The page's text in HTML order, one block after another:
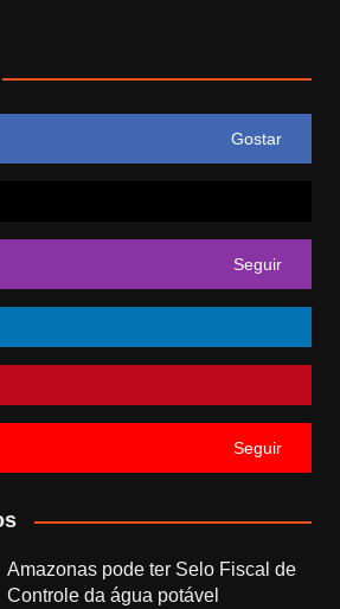
Gostar
Seguir
Seguir
Amazonas pode ter Selo Fiscal de
Controle da água potável